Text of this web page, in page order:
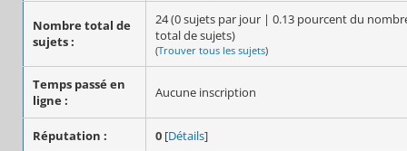
Nombre total de
sujets :
24 (0 sujets par jour | 0.13 pourcent du
total de sujets)
(Trouver tous les sujets)
Temps passé en
ligne :
Aucune inscription
Réputation : 0 [Détails]